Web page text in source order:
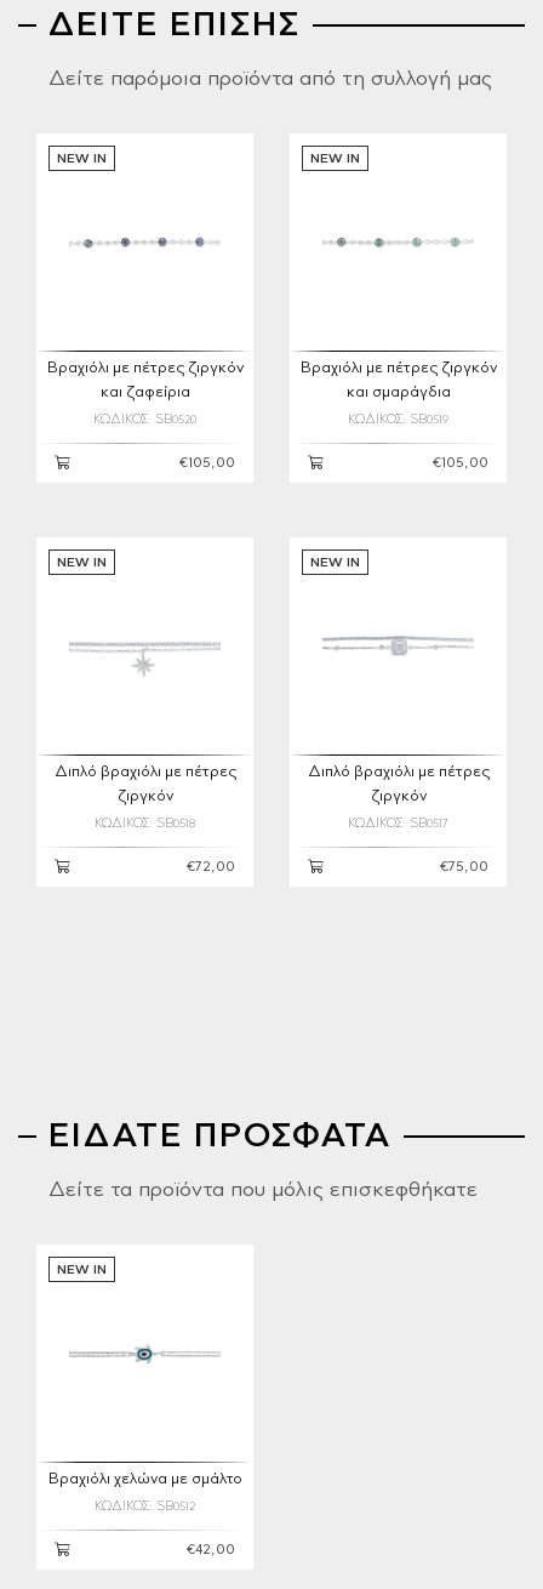
ΔΕΙΤΕ ΕΠΙΣΗΣ
Δείτε παρόμοια προϊόντα από τη συλλογή μας
NEW IN
Βραχιόλι με πέτρες ζιργκόν
και ζαφείρια
ΚΩΔΙΚΟΣ: SB0520
€105,00
NEW IN
Βραχιόλι με πέτρες ζιργκόν
και σμαράγδια
ΚΩΔΙΚΟΣ: SB0519
€105,00
NEW IN
Διπλό βραχιόλι με πέτρες
ζιργκόν
ΚΩΔΙΚΟΣ: SB0518
€72,00
NEW IN
Διπλό βραχιόλι με πέτρες
ζιργκόν
ΚΩΔΙΚΟΣ: SB0517
€75,00
ΕΙΔΑΤΕ ΠΡΟΣΦΑΤΑ
Δείτε τα προϊόντα που μόλις επισκεφθήκατε
NEW IN
Βραχιόλι χελώνα με σμάλτο
ΚΩΔΙΚΟΣ: SB0512
€42,00